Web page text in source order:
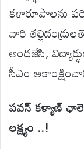
కళారూపాలను
వారి
అందజేసి,
సీఎం
పవన్కళ్యాణ్
లక్ష్యం ..!